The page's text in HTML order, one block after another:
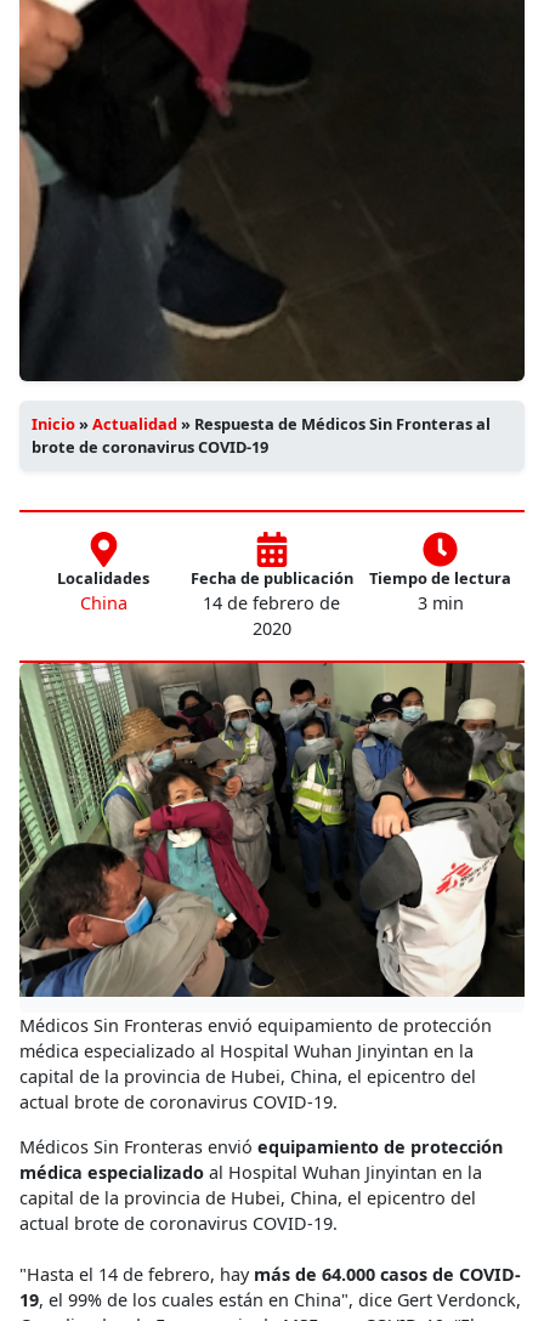
Inicio»Actualidad» Respuesta de Médicos Sin Fronteras al
brote de coronavirus COVID-19
Localidades
China
Fecha de publicación
14 de febrero de
2020
Tiempo de lectura
3 min
Médicos Sin Fronteras envió equipamiento de protección
médica especializado al Hospital Wuhan Jinyintan en la
capital de la provincia de Hubei, China, el epicentro del
actual brote de coronavirus COVID-19.
Médicos Sin Fronteras envió equipamiento de protección
médica especializado al Hospital Wuhan Jinyintan en la
capital de la provincia de Hubei, China, el epicentro del
actual brote de coronavirus COVID-19.
"Hasta el 14 de febrero, hay más de 64.000 casos de COVID-
19, el 99% de los cuales están en China", dice Gert Verdonck,